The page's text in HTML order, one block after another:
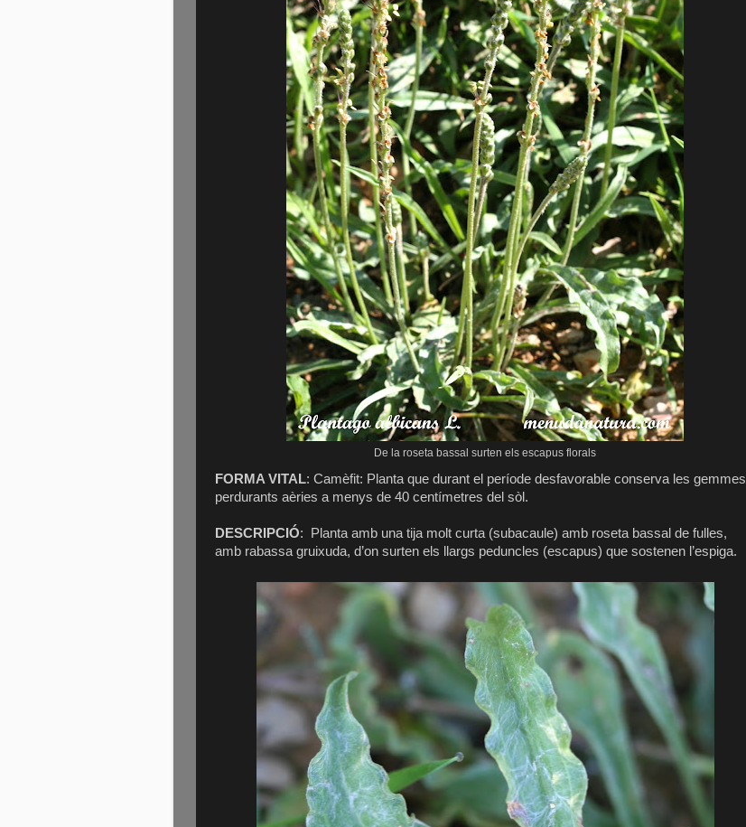
De la roseta bassal surten els escapus florals
FORMA VITAL: Camèfit: Planta que durant el període desfavorable conserva les gemmes
perdurants aèries a menys de 40 centímetres del sòl.
DESCRIPCIÓ:
Planta amb una tija molt curta (subacaule) amb roseta bassal de fulles,
amb rabassa gruixuda, d’on surten els llargs peduncles (escapus) que sostenen l’espiga.